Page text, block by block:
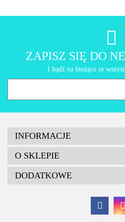
AMT
ZAPISZ SIĘ DO
I bądź na bieżąco ze
INFORMACJE
O SKLEPIE
DODATKOWE